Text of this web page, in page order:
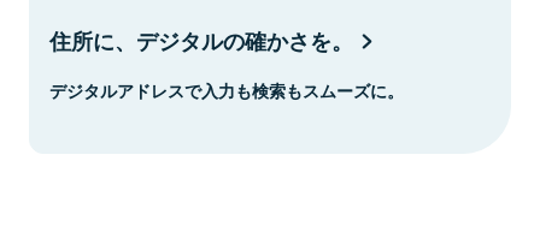
住所に、デジタルの確かさを。
デジタルアドレスで入力も検索もスムーズに。